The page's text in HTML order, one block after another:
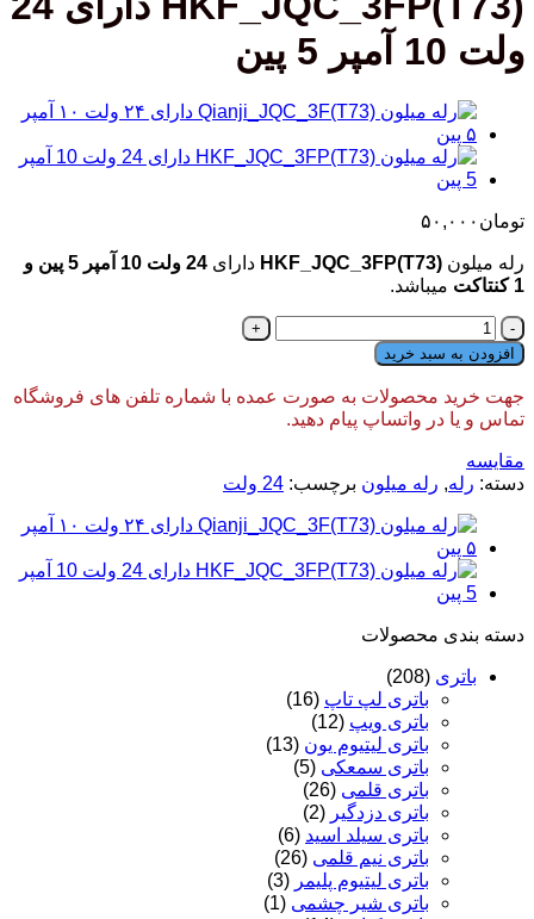
ولت 10 آمپر 5 پین
تومان ۵۰,۰۰۰
رله میلون HKF_JQC_3FP(T73) دارای
24 ولت 10 آمپر 5 پین و
1 کنتاکت
میباشد.
رله
میلون
HKF_JQC_3FP(T73)
دارای
ولت
10
آمپر
پین
عدد
افزودن به سبد خرید
جهت خرید محصولات به صورت عمده با شماره تلفن های فروشگاه
تماس و یا در واتساپ پیام دهید.
مقایسه
دسته: رله, رله میلون برچسب: 24 ولت
دسته‌ بندی محصولات
باتری (208)
باتری لپ تاپ (16)
باتری ویپ (12)
باتری لیتیوم یون (13)
باتری سمعکی (5)
باتری قلمی (26)
باتری دزدگیر (2)
باتری سیلد اسید (6)
باتری نیم قلمی (26)
باتری لیتیوم پلیمر (3)
باتری شیر چشمی (1)